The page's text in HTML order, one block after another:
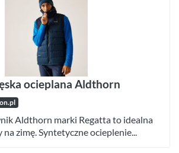
ocieplana Aldthorn
Aldthorn marki Regatta to idealna
zimę. Syntetyczne ocieplenie...